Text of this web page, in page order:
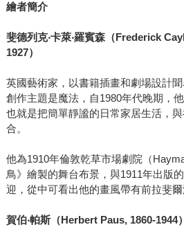
繪者簡介
斐德列克‧卡萊‧羅賓森（Frederick
1927）
英國藝術家，以書籍插畫和劇場設計
創作主題是魔法，自1980年代晚期，
也就是把簡單靜謐的日常家居生活，
合。
他為1910年倫敦乾草市場劇院（
鳥》繪製的舞台布景，與1911年出版
迎，從中可看出他的畫風帶有前拉斐爾
賀伯‧帕斯（Herbert Paus, 1860-1944）